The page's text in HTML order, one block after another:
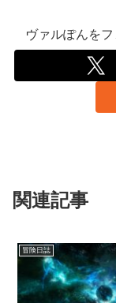
ヴァルぽんを
関連記事
冒険日誌